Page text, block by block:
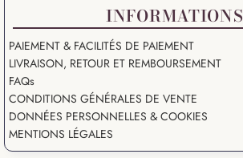
INFORMATIONS
PAIEMENT & FACILITÉS DE PAIEMENT
LIVRAISON, RETOUR ET REMBOURSEMENT
FAQs
CONDITIONS GÉNÉRALES DE VENTE
DONNÉES PERSONNELLES & COOKIES
MENTIONS LÉGALES